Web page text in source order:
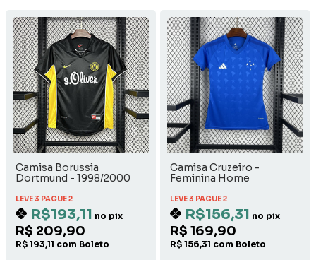
Camisa Borussia
Dortmund - 1998/2000
LEVE 3 PAGUE 2
R$193,11 no pix
R$ 209,90
R$ 193,11 com Boleto
Camisa Cruzeiro -
Feminina Home
LEVE 3 PAGUE 2
R$156,31 no pix
R$ 169,90
R$ 156,31 com Boleto